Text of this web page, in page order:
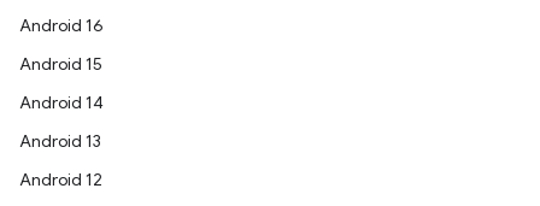
Android 16
Android 15
Android 14
Android 13
Android 12